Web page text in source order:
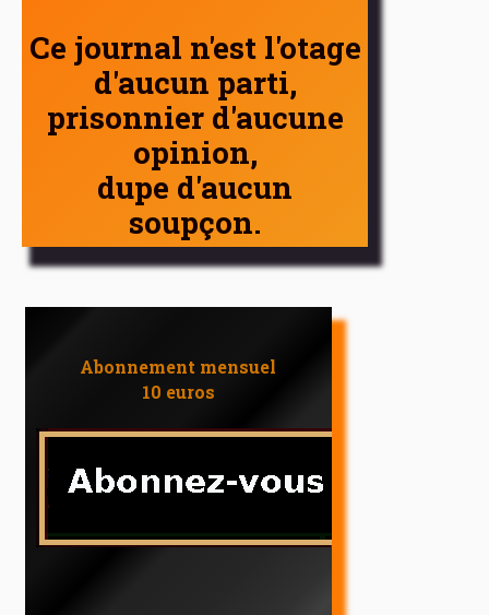
Ce journal n'est l'otage
d'aucun parti,
prisonnier d'aucune
opinion,
dupe d'aucun
soupçon.
Abonnement mensuel
10 euros